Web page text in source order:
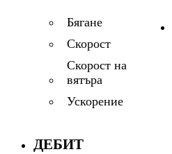
Бягане
Скорост
Скорост на
вятъра
Ускорение
ДЕБИТ